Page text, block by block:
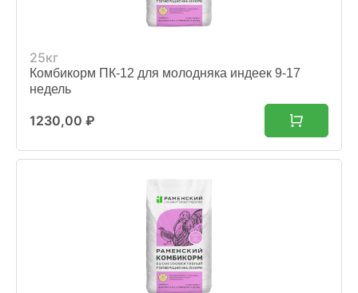
25кг
Комбикорм ПК-12 для молодняка индеек 9-17
недель
1230,00 ₽